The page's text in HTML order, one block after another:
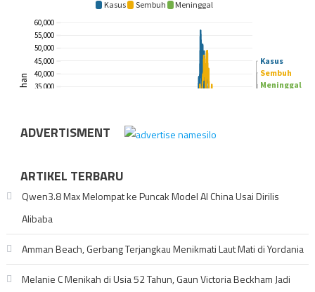
ADVERTISMENT
ARTIKEL TERBARU
Qwen3.8 Max Melompat ke Puncak Model AI China Usai Dirilis
Alibaba
Amman Beach, Gerbang Terjangkau Menikmati Laut Mati di Yordania
Melanie C Menikah di Usia 52 Tahun, Gaun Victoria Beckham Jadi